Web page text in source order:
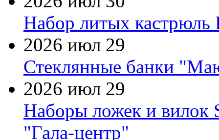
Набор литых кастрюль
2026 июл 29
Стеклянные банки
2026 июл 29
Наборы ложек и вилок
"Гала-центр"